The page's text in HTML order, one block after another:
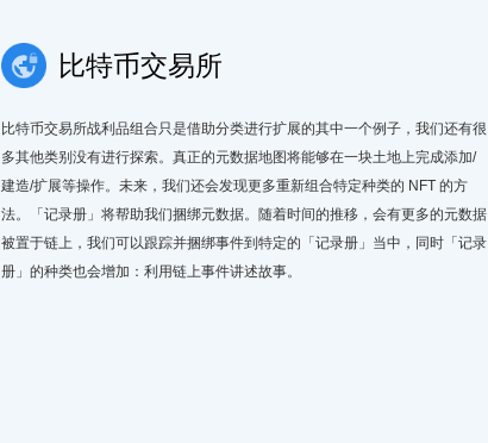
比特币交易所
比特币交易所战利品组合只是借助分类进行扩展的其中一个例子，我们还有很
多其他类别没有进行探索。真正的元数据地图将能够在一块土地上完成添加/
建造/扩展等操作。未来，我们还会发现更多重新组合特定种类的 NFT 的方
法。「记录册」将帮助我们捆绑元数据。随着时间的推移，会有更多的元数据
被置于链上，我们可以跟踪并捆绑事件到特定的「记录册」当中，同时「记录
册」的种类也会增加：利用链上事件讲述故事。